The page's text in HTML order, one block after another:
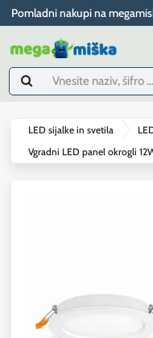
Pomladni nakupi na
LED sijalke in svetila
Vgradni LED panel okrogli